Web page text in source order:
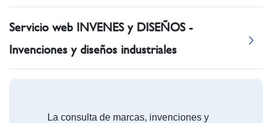
Servicio web INVENES y DISEÑOS -
Invenciones y diseños industriales
La consulta de marcas, invenciones y